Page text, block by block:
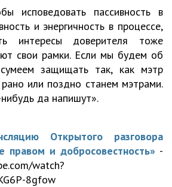
исповедовать пассивность в
и энергичность в процессе,
интересы доверителя тоже
свои рамки. Если мы будем об
защищать так, как мэтр
или поздно станем мэтрами.
да напишут».
Открытого разговора
правом и добросовестность» -
watch?
8gfow